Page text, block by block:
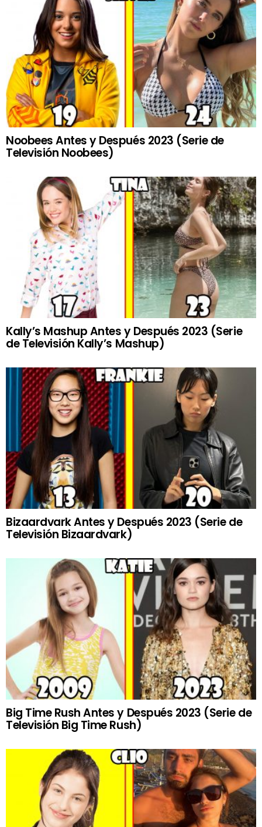
Noobees Antes y Después 2023 (Serie de
Televisión Noobees)
Kally’s Mashup Antes y Después 2023 (Serie
de Televisión Kally’s Mashup)
Bizaardvark Antes y Después 2023 (Serie de
Televisión Bizaardvark)
Big Time Rush Antes y Después 2023 (Serie de
Televisión Big Time Rush)